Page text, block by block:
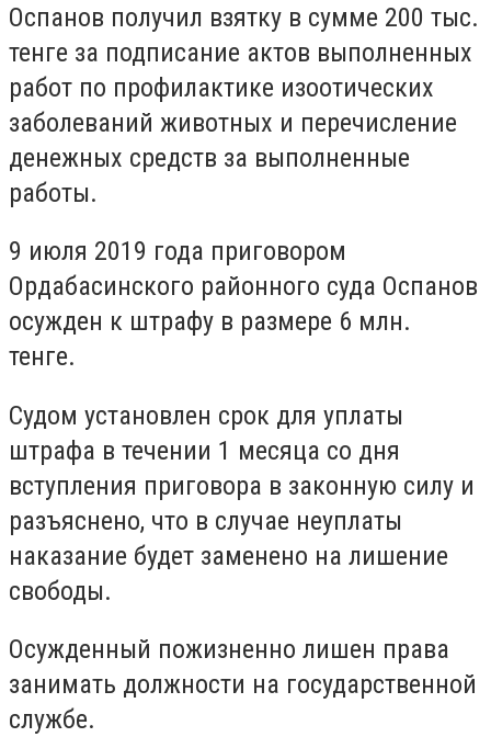
Оспанов получил взятку в сумме 200 тыс.
тенге за подписание актов выполненных
работ по профилактике изоотических
заболеваний животных и перечисление
денежных средств за выполненные
работы.
9 июля 2019 года приговором
Ордабасинского районного суда Оспанов
осужден к штрафу в размере 6 млн.
тенге.
Судом установлен срок для уплаты
штрафа в течении 1 месяца со дня
вступления приговора в законную силу и
разъяснено, что в случае неуплаты
наказание будет заменено на лишение
свободы.
Осужденный пожизненно лишен права
занимать должности на государственной
службе.